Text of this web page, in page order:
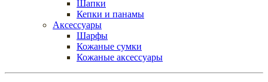
Шапки
Кепки и панамы
Аксессуары
Шарфы
Кожаные сумки
Кожаные аксессуары